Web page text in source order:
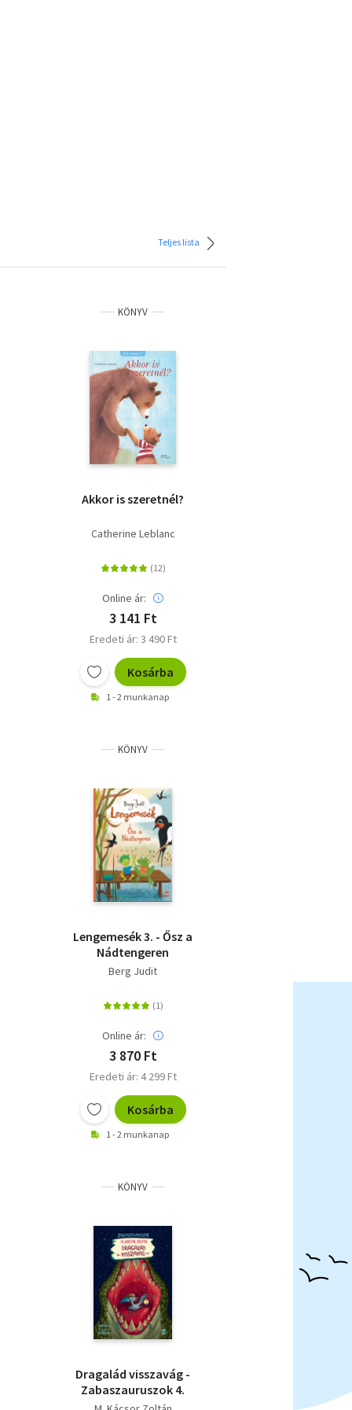
Teljes lista
KÖNYV
Akkor is szeretnél?
Catherine Leblanc
Online ár:
3 141 Ft
Eredeti ár: 3 490 Ft
Kosárba
1 - 2 munkanap
KÖNYV
Lengemesék 3. - Ősz a
Nádtengeren
Berg Judit
Online ár:
3 870 Ft
Eredeti ár: 4 299 Ft
Kosárba
1 - 2 munkanap
KÖNYV
Dragalád visszavág -
Zabaszauruszok 4.